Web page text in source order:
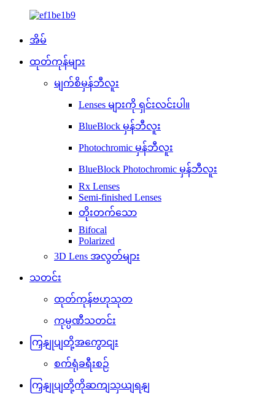
အိမ်
ထုတ်ကုန်များ
မျက်စိမှန်ဘီလူး
Lenses များကို ရှင်းလင်းပါ။
BlueBlock မှန်ဘီလူး
Photochromic မှန်ဘီလူး
BlueBlock Photochromic မှန်ဘီလူး
Rx Lenses
Semi-finished Lenses
တိုးတက်သော
Bifocal
Polarized
3D Lens အလွတ်များ
သတင်း
ထုတ်ကုန်ဗဟုသုတ
ကုမ္ပဏီသတင်း
ကြှနျုပျတို့အကွောငျး
စက်ရုံခရီးစဉ်
ကြှနျုပျတို့ကိုဆကျသှယျရနျ